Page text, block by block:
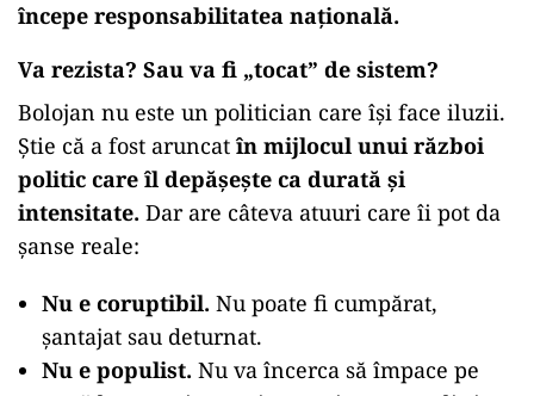
începe responsabilitatea națională.
Va rezista? Sau va fi „tocat” de sistem?
Bolojan nu este un politician care își face iluzii.
Știe că a fost aruncat în mijlocul unui război
politic care îl depășește ca durată și
intensitate. Dar are câteva atuuri care îi pot da
șanse reale:
Nu e coruptibil. Nu poate fi cumpărat,
șantajat sau deturnat.
Nu e populist. Nu va încerca să împace pe